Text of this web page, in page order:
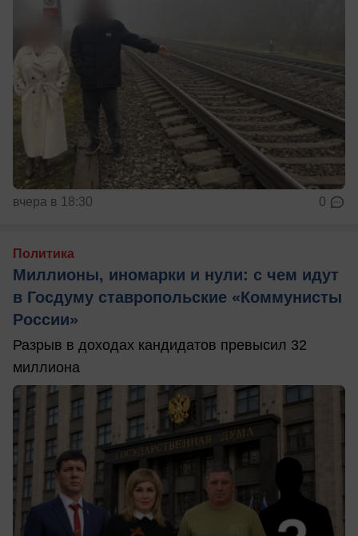
вчера в 18:30 0
Политика
Миллионы, иномарки и нули: с чем идут
в Госдуму ставропольские «Коммунисты
России»
Разрыв в доходах кандидатов превысил 32
миллиона